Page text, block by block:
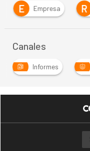
E
Empresa R
Canales
Informes